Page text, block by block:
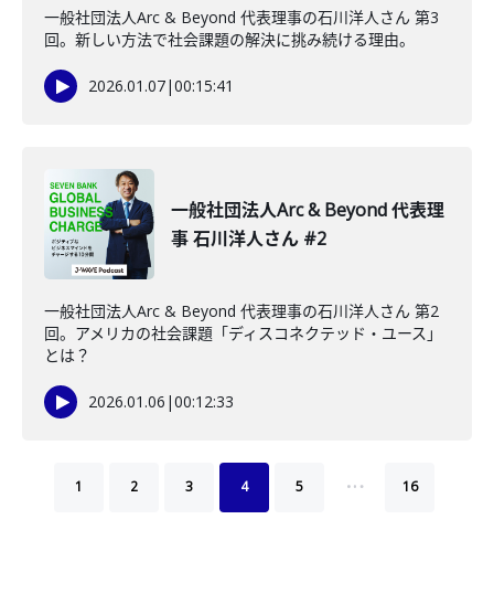
一般社団法人Arc & Beyond 代表理事の石川洋人さん 第3
回。新しい方法で社会課題の解決に挑み続ける理由。
2026.01.07|00:15:41
一般社団法人Arc & Beyond 代表理
事 石川洋人さん #2
一般社団法人Arc & Beyond 代表理事の石川洋人さん 第2
回。アメリカの社会課題「ディスコネクテッド・ユース」
とは？
2026.01.06 |00:12:33
1 2 3 4 5 … 16